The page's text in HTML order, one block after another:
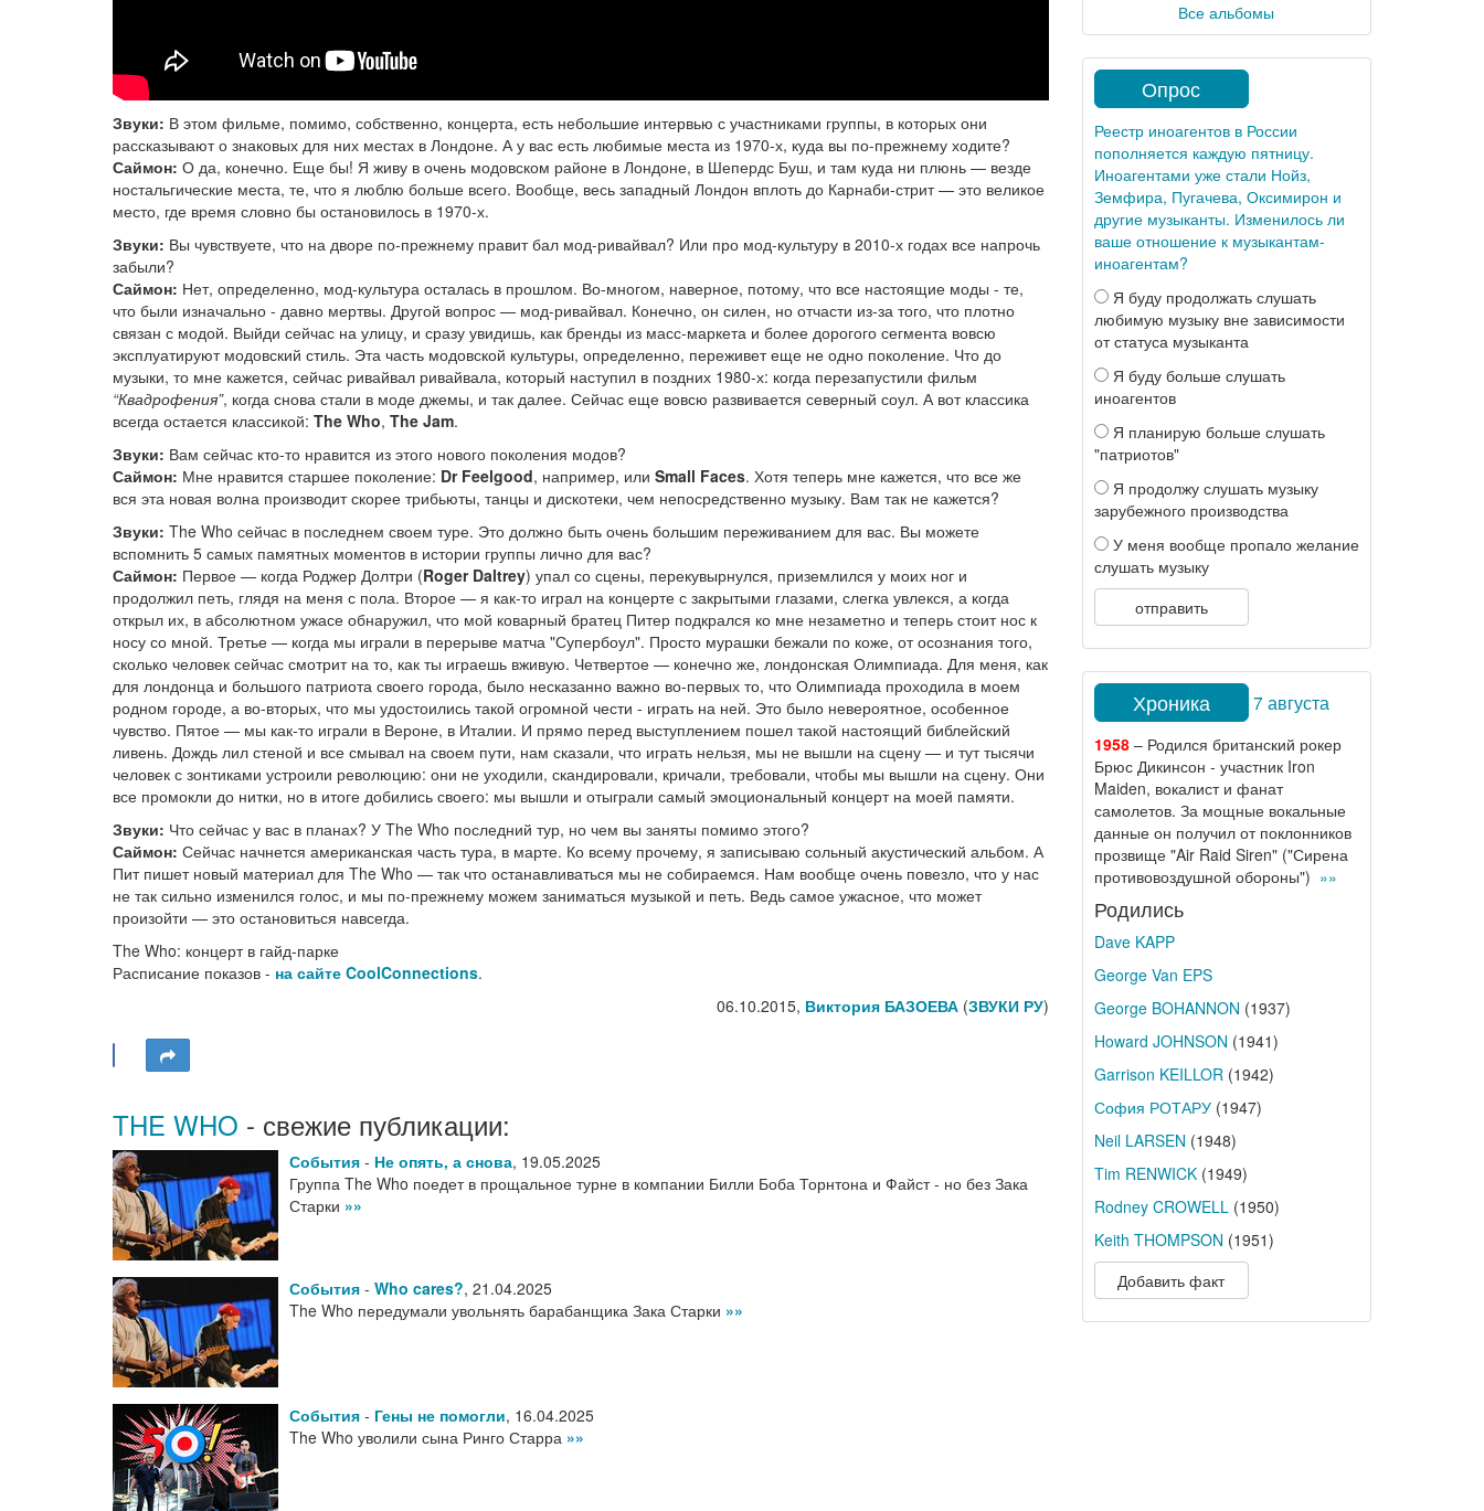
Звуки: В этом фильме, помимо, собственно, концерта, есть небольшие интервью с участниками группы, в которых они
рассказывают о знаковых для них местах в Лондоне. А у вас есть любимые места из 1970-х, куда вы по-прежнему ходите?
Саймон: О да, конечно. Еще бы! Я живу в очень модовском районе в Лондоне, в Шепердс Буш, и там куда ни плюнь — везде
ностальгические места, те, что я люблю больше всего. Вообще, весь западный Лондон вплоть до Карнаби-стрит — это великое
место, где время словно бы остановилось в 1970-х.
Звуки: Вы чувствуете, что на дворе по-прежнему правит бал мод-ривайвал? Или про мод-культуру в 2010-х годах все напрочь
забыли?
Саймон: Нет, определенно, мод-культура осталась в прошлом. Во-многом, наверное, потому, что все настоящие моды - те,
что были изначально - давно мертвы. Другой вопрос — мод-ривайвал. Конечно, он силен, но отчасти из-за того, что плотно
связан с модой. Выйди сейчас на улицу, и сразу увидишь, как бренды из масс-маркета и более дорогого сегмента вовсю
эксплуатируют модовский стиль. Эта часть модовской культуры, определенно, переживет еще не одно поколение. Что до
музыки, то мне кажется, сейчас ривайвал ривайвала, который наступил в поздних 1980-х: когда перезапустили фильм
“Квадрофения”, когда снова стали в моде джемы, и так далее. Сейчас еще вовсю развивается северный соул. А вот классика
всегда остается классикой: The Who, The Jam.
Звуки: Вам сейчас кто-то нравится из этого нового поколения модов?
Саймон: Мне нравится старшее поколение: Dr Feelgood, например, или Small Faces. Хотя теперь мне кажется, что все же
вся эта новая волна производит скорее трибьюты, танцы и дискотеки, чем непосредственно музыку. Вам так не кажется?
Звуки: The Who сейчас в последнем своем туре. Это должно быть очень большим переживанием для вас. Вы можете
вспомнить 5 самых памятных моментов в истории группы лично для вас?
Саймон: Первое — когда Роджер Долтри (Roger Daltrey) упал со сцены, перекувырнулся, приземлился у моих ног и
продолжил петь, глядя на меня с пола. Второе — я как-то играл на концерте с закрытыми глазами, слегка увлекся, а когда
открыл их, в абсолютном ужасе обнаружил, что мой коварный братец Питер подкрался ко мне незаметно и теперь стоит нос к
носу со мной. Третье — когда мы играли в перерыве матча "Супербоул". Просто мурашки бежали по коже, от осознания того,
сколько человек сейчас смотрит на то, как ты играешь вживую. Четвертое — конечно же, лондонская Олимпиада. Для меня, как
для лондонца и большого патриота своего города, было несказанно важно во-первых то, что Олимпиада проходила в моем
родном городе, а во-вторых, что мы удостоились такой огромной чести - играть на ней. Это было невероятное, особенное
чувство. Пятое — мы как-то играли в Вероне, в Италии. И прямо перед выступлением пошел такой настоящий библейский
ливень. Дождь лил стеной и все смывал на своем пути, нам сказали, что играть нельзя, мы не вышли на сцену — и тут тысячи
человек с зонтиками устроили революцию: они не уходили, скандировали, кричали, требовали, чтобы мы вышли на сцену. Они
все промокли до нитки, но в итоге добились своего: мы вышли и отыграли самый эмоциональный концерт на моей памяти.
Звуки: Что сейчас у вас в планах? У The Who последний тур, но чем вы заняты помимо этого?
Саймон: Сейчас начнется американская часть тура, в марте. Ко всему прочему, я записываю сольный акустический альбом. А
Пит пишет новый материал для The Who — так что останавливаться мы не собираемся. Нам вообще очень повезло, что у нас
не так сильно изменился голос, и мы по-прежнему можем заниматься музыкой и петь. Ведь самое ужасное, что может
произойти — это остановиться навсегда.
The Who: концерт в гайд-парке
Расписание показов - на сайте CoolConnections.
06.10.2015, Виктория БАЗОЕВА(ЗВУКИ РУ)
THE WHO - свежие публикации:
События - Не опять, а снова, 19.05.2025
Группа The Who поедет в прощальное турне в компании Билли Боба Торнтона и Файст - но без Зака
Старки »»
События - Who cares?, 21.04.2025
The Who передумали увольнять барабанщика Зака Старки »»
События - Гены не помогли, 16.04.2025
The Who уволили сына Ринго Старра »»
Все альбомы
Опрос
Реестр иноагентов в России
пополняется каждую пятницу.
Иноагентами уже стали Нойз,
Земфира, Пугачева, Оксимирон и
другие музыканты. Изменилось ли
ваше отношение к музыкантам-
иноагентам?
Я буду продолжать слушать
любимую музыку вне зависимости
от статуса музыканта
Я буду больше слушать
иноагентов
Я планирую больше слушать
"патриотов"
Я продолжу слушать музыку
зарубежного производства
У меня вообще пропало желание
слушать музыку
отправить
Хроника 7 августа
1958– Родился британский рокер
Брюс Дикинсон - участник Iron
Maiden, вокалист и фанат
самолетов. За мощные вокальные
данные он получил от поклонников
прозвище "Air Raid Siren" ("Сирена
противовоздушной обороны") »»
Родились
Dave KAPP
George Van EPS
George BOHANNON (1937)
Howard JOHNSON (1941)
Garrison KEILLOR(1942)
София РОТАРУ(1947)
Neil LARSEN (1948)
Tim RENWICK(1949)
Rodney CROWELL(1950)
Keith THOMPSON (1951)
Добавить факт